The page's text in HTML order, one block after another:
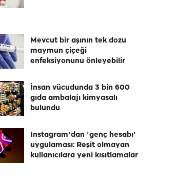
Mevcut bir aşının tek dozu
maymun çiçeği
enfeksiyonunu önleyebilir
İnsan vücudunda 3 bin 600
gıda ambalajı kimyasalı
bulundu
Instagram'dan 'genç hesabı'
uygulaması: Reşit olmayan
kullanıcılara yeni kısıtlamalar